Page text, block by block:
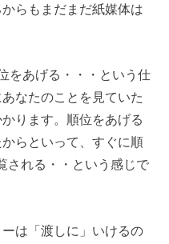
らもまだまだ紙媒体は
をあげる・・・という仕
なたのことを見ていた
ります。順位をあげる
らといって、すぐに順
される・・という感じで
は「渡しに」いけるの